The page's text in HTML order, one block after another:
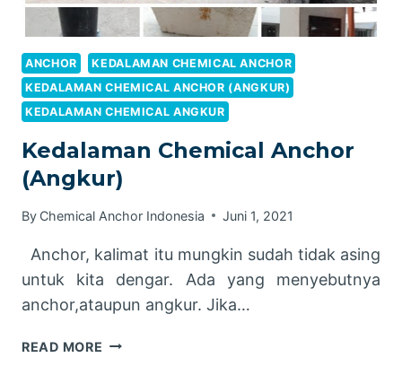
ANCHOR
KEDALAMAN CHEMICAL ANCHOR
KEDALAMAN CHEMICAL ANCHOR (ANGKUR)
KEDALAMAN CHEMICAL ANGKUR
Kedalaman Chemical Anchor
(Angkur)
By Chemical Anchor Indonesia Juni 1, 2021
Anchor, kalimat itu mungkin sudah tidak asing
untuk kita dengar. Ada yang menyebutnya
anchor,ataupun angkur. Jika…
READ MORE KEDALAMAN